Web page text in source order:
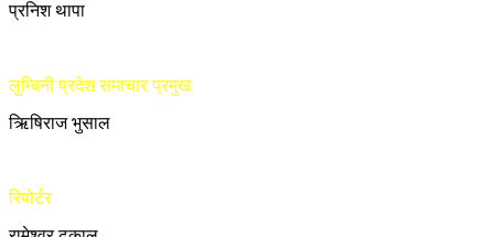
प्रनिश थापा
लुम्बिनी प्रदेश समाचार प्रमुख
ऋिषिराज भुसाल
रिपोर्टर